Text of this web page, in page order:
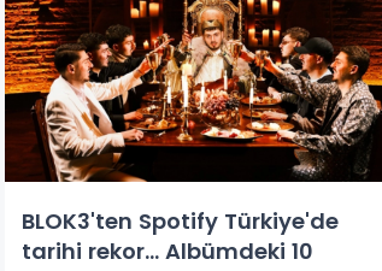
BLOK3'ten Spotify Türkiye'de
tarihi rekor... Albümdeki 10